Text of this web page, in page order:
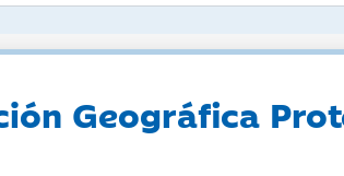
Geográfica